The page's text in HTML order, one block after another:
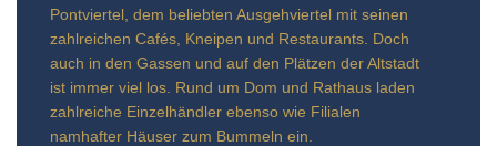
Pontviertel, dem beliebten Ausgehviertel mit seinen
zahlreichen Cafés, Kneipen und Restaurants. Doch
auch in den Gassen und auf den Plätzen der Altstadt
ist immer viel los. Rund um Dom und Rathaus laden
zahlreiche Einzelhändler ebenso wie Filialen
namhafter Häuser zum Bummeln ein.